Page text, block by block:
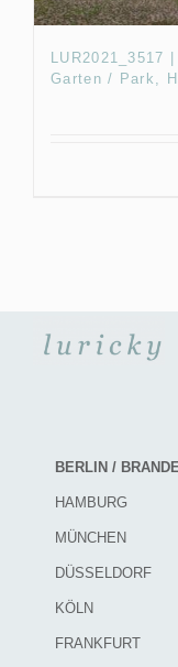
Garten / Park,
BERLIN /
HAMBURG
MÜNCHEN
DÜSSELDORF
KÖLN
FRANKFURT